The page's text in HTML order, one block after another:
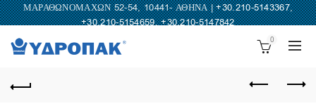
ΜΑΡΑΘΩΝΟΜΑΧΩΝ 52-54, 10441- ΑΘΗΝΑ |+30.210-5143367,
+30.210-5154659,+30.210-5147842
0